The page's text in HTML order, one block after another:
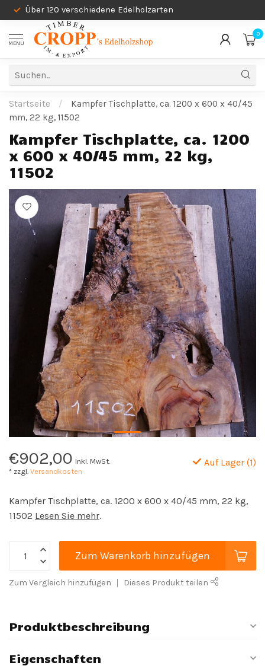
Über 120 verschiedene Edelholzarten
MENU
0
Startseite /
Kampfer Tischplatte, ca. 1200 x 600 x 40/45
mm, 22 kg, 11502
Kampfer Tischplatte, ca. 1200
x 600 x 40/45 mm, 22 kg,
11502
€902,00 Inkl. MwSt.
* zzgl. Versandkosten
Auf Lager (1)
Kampfer Tischplatte, ca. 1200 x 600 x 40/45 mm, 22 kg,
11502 Lesen Sie mehr.
Zum Warenkorb hinzufügen
Zum Vergleich hinzufügen Dieses Produkt teilen
Produktbeschreibung
Eigenschaften